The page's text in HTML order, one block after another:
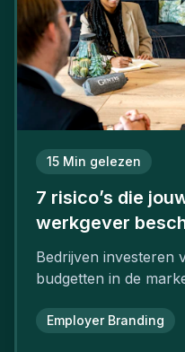
15 Min gelezen
7 risico’s die
werkgever
Bedrijven investeren
budgetten in de
Employer Branding